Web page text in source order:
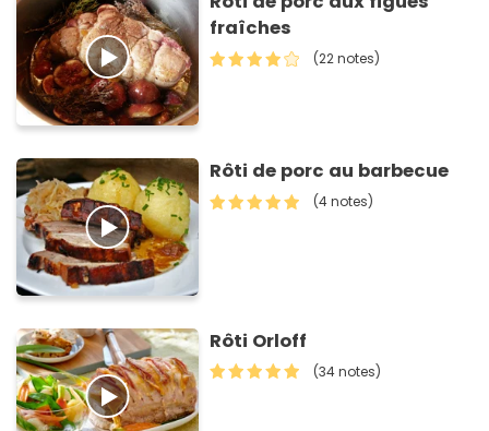
fraîches
(22 notes)
Rôti de porc au barbecue
(4 notes)
Rôti Orloff
(34 notes)